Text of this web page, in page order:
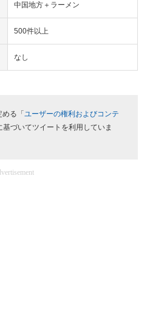
中国地方＋ラーメン
500件以上
なし
る「 ユーザーの権利およびコンテ
基づいてツイートを利用していま